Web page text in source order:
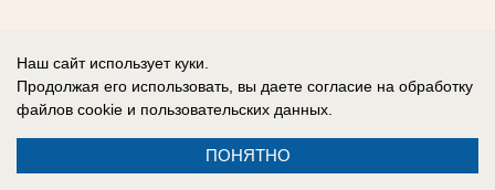
Наш сайт использует куки.
Продолжая его использовать, вы даете согласие на обработку
файлов cookie и пользовательских данных.
ПОНЯТНО